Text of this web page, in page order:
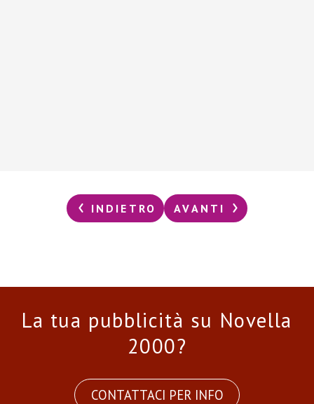
INDIETRO AVANTI
La tua pubblicità su Novella
2000?
CONTATTACI PER INFO